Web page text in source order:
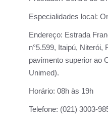
Especialidades local:
Endereço: Estrada
n°5.599, Itaipú,
pavimento superior ao
Unimed).
Horário: 08h às 19h
Telefone: (021) 3003-